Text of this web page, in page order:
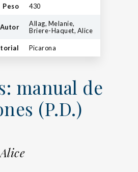
Peso 430
Autor
Allag, Melanie,
Briere-Haquet, Alice
Picarona
manual de
(P.D.)